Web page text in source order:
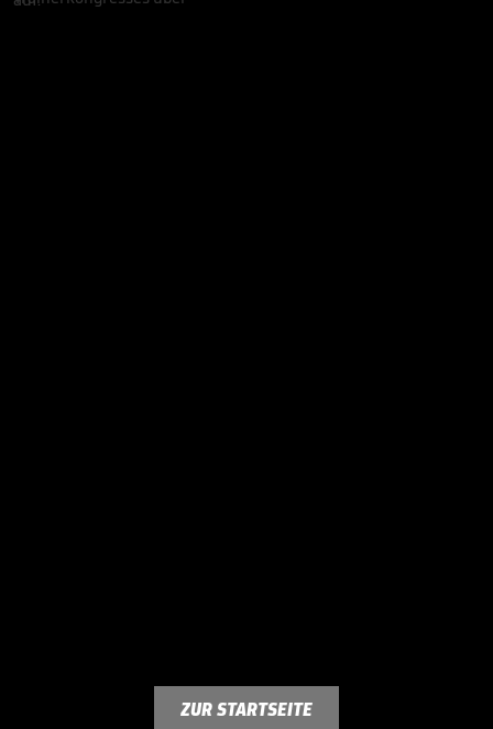
ZUR STARTSEITE